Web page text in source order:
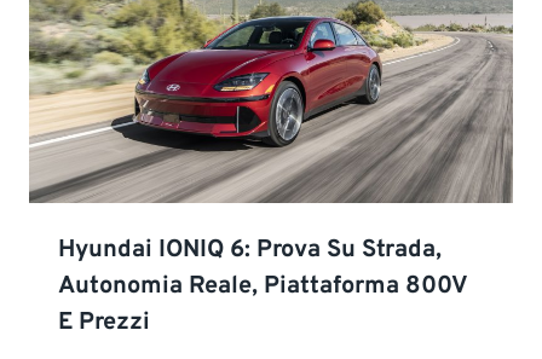
Hyundai IONIQ 6: Prova Su Strada,
Autonomia Reale, Piattaforma 800V
E Prezzi